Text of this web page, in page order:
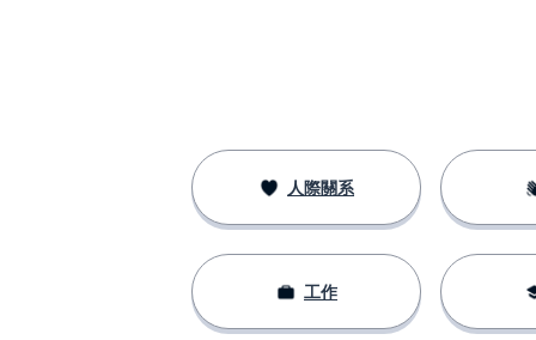
人際關系
工作